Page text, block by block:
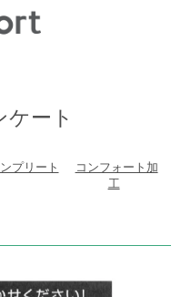
ケート
プリート
コンフォート加
工